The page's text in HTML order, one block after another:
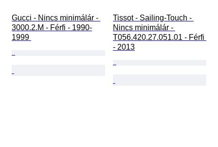
Gucci - Nincs minimálár -
3000.2.M - Férfi - 1990-
1999
Tissot - Sailing-Touch -
Nincs minimálár -
T056.420.27.051.01 - Férfi
- 2013